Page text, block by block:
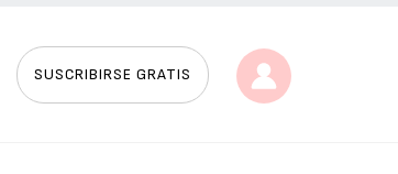
SUSCRIBIRSE GRATIS